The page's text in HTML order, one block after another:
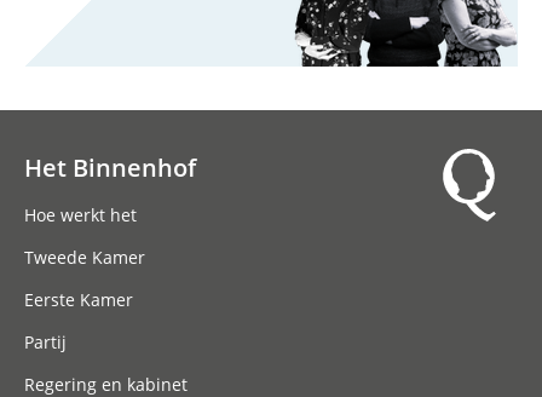
Het Binnenhof
Hoe werkt het
Tweede Kamer
Eerste Kamer
Partij
Regering en kabinet